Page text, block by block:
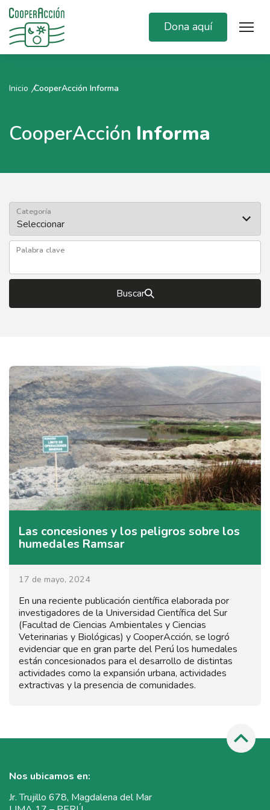
Dona aquí
Inicio CooperAcción Informa
CooperAcción Informa
Categoría
Palabra clave
Buscar
Las concesiones y los peligros sobre los
humedales Ramsar
17 de mayo, 2024
En una reciente publicación científica elaborada por
investigadores de la Universidad Científica del Sur
(Facultad de Ciencias Ambientales y Ciencias
Veterinarias y Biológicas) y CooperAcción, se logró
evidenciar que en gran parte del Perú los humedales
están concesionados para el desarrollo de distintas
actividades como la expansión urbana, actividades
extractivas y la presencia de comunidades.
Nos ubicamos en:
Jr. Trujillo 678, Magdalena del Mar